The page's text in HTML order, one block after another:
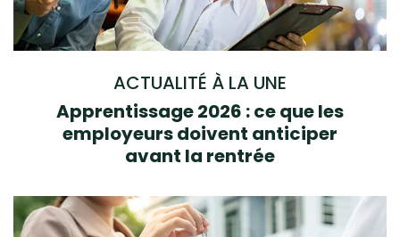
ACTUALITÉ À LA UNE
Apprentissage 2026 : ce que les
employeurs doivent anticiper
avant la rentrée